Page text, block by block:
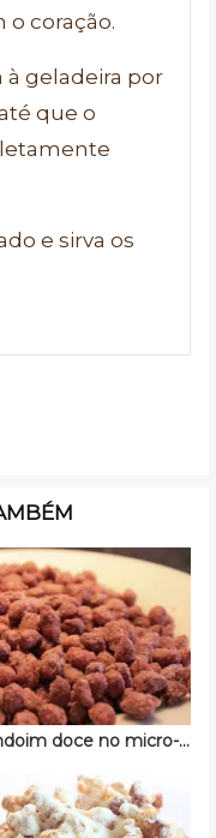
coração.
à geladeira por
que o
e sirva os
Amendoim doce no micro-ondas